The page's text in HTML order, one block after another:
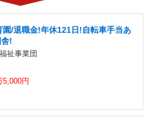
/退職金!年休121日!自転車手当あ
!
祉事業団
5,000円